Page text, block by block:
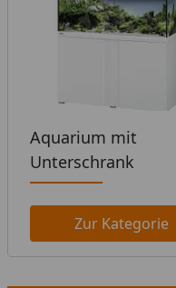
Aquarium mit
Unterschrank
Zur Kategorie